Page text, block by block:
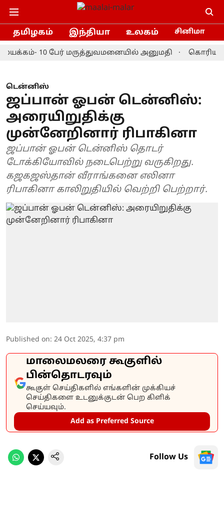
தமிழகம் இந்தியா உலகம் சினிமா
10 பேர் மருத்துவமனையில் அனுமதி கொரியா
டென்னிஸ்
ஜப்பான் ஓபன் டென்னிஸ்:
அரையிறுதிக்கு
முன்னேறினார் ரிபாகினா
ஜப்பான் ஓபன் டென்னிஸ் தொடர்
டோக்கியோவில் நடைபெற்று வருகிறது.
கஜகஜஸ்தான் வீராங்கனை எலினா
ரிபாகினா காலிறுதியில் வெற்றி பெற்றார்.
Published on: 24 Oct 2025, 4:37 pm
மாலைமலரை கூகுளில்
பின்தொடரவும்
கூகுள் செய்திகளில் எங்களின் முக்கியச்
செய்திகளை உடனுக்குடன் பெற கிளிக்
செய்யவும்.
Add as Preferred Source
Follow Us